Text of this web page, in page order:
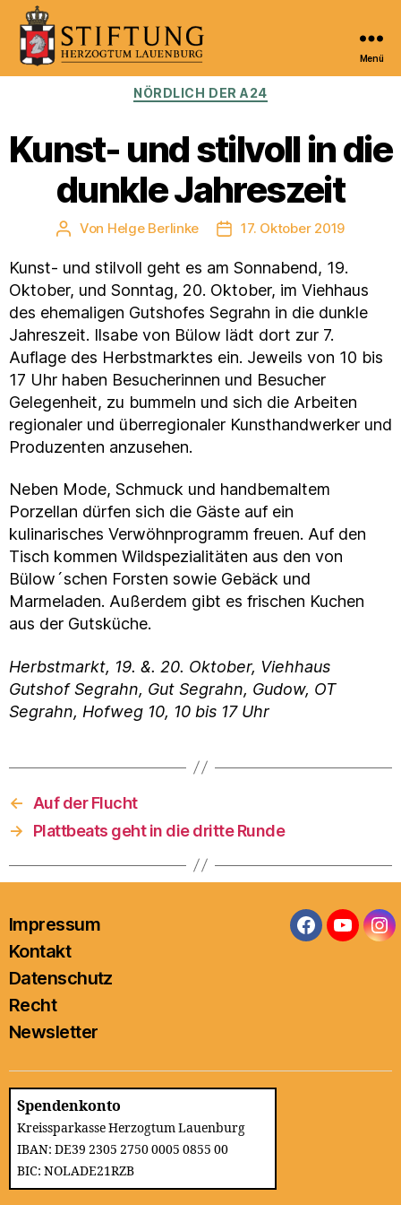
Kulturportal
Herzogtum
Lauenburg
Menü
Kategorien
NÖRDLICH DER A24
Kunst- und stilvoll in die
dunkle Jahreszeit
Beitragsautor
Von Helge Berlinke Veröffentlichungsdatum
17. Oktober 2019
Kunst- und stilvoll geht es am Sonnabend, 19.
Oktober, und Sonntag, 20. Oktober, im Viehhaus
des ehemaligen Gutshofes Segrahn in die dunkle
Jahreszeit. Ilsabe von Bülow lädt dort zur 7.
Auflage des Herbstmarktes ein. Jeweils von 10 bis
17 Uhr haben Besucherinnen und Besucher
Gelegenheit, zu bummeln und sich die Arbeiten
regionaler und überregionaler Kunsthandwerker und
Produzenten anzusehen.
Neben Mode, Schmuck und handbemaltem
Porzellan dürfen sich die Gäste auf ein
kulinarisches Verwöhnprogramm freuen. Auf den
Tisch kommen Wildspezialitäten aus den von
Bülow´schen Forsten sowie Gebäck und
Marmeladen. Außerdem gibt es frischen Kuchen
aus der Gutsküche.
Herbstmarkt, 19. &. 20. Oktober, Viehhaus
Gutshof Segrahn, Gut Segrahn, Gudow, OT
Segrahn, Hofweg 10, 10 bis 17 Uhr
←
Auf der Flucht
→
Plattbeats geht in die dritte Runde
Impressum
Kontakt
Datenschutz
Recht
Newsletter
Facebook
Spendenkonto
Kreissparkasse Herzogtum Lauenburg
IBAN: DE39 2305 2750 0005 0855 00
BIC: NOLADE21RZB